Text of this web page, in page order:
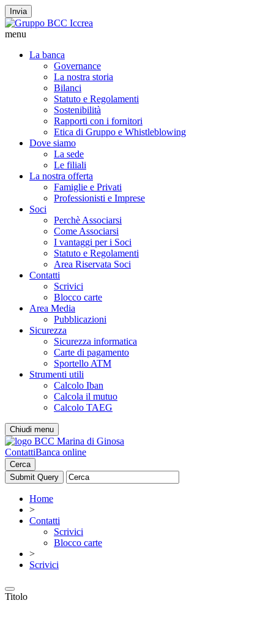
Invia
menu
La banca
Governance
La nostra storia
Bilanci
Statuto e Regolamenti
Sostenibilità
Rapporti con i fornitori
Etica di Gruppo e Whistleblowing
Dove siamo
La sede
Le filiali
La nostra offerta
Famiglie e Privati
Professionisti e Imprese
Soci
Perchè Associarsi
Come Associarsi
I vantaggi per i Soci
Statuto e Regolamenti
Area Riservata Soci
Contatti
Scrivici
Blocco carte
Area Media
Pubblicazioni
Sicurezza
Sicurezza informatica
Carte di pagamento
Sportello ATM
Strumenti utili
Calcolo Iban
Calcola il mutuo
Calcolo TAEG
Chiudi menu
ContattiBanca online
Cerca
Home
>
Contatti
Scrivici
Blocco carte
>
Scrivici
Titolo